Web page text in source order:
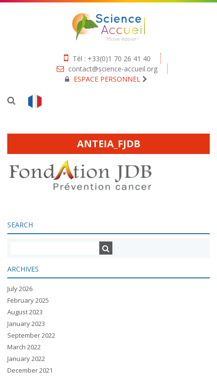
Tél : +33(0)1 70 26 41 40
contact@science-accueil.org
ESPACE PERSONNEL
ANTEIA_FJDB
SEARCH
ARCHIVES
July 2026
February 2025
August 2023
January 2023
September 2022
March 2022
January 2022
December 2021